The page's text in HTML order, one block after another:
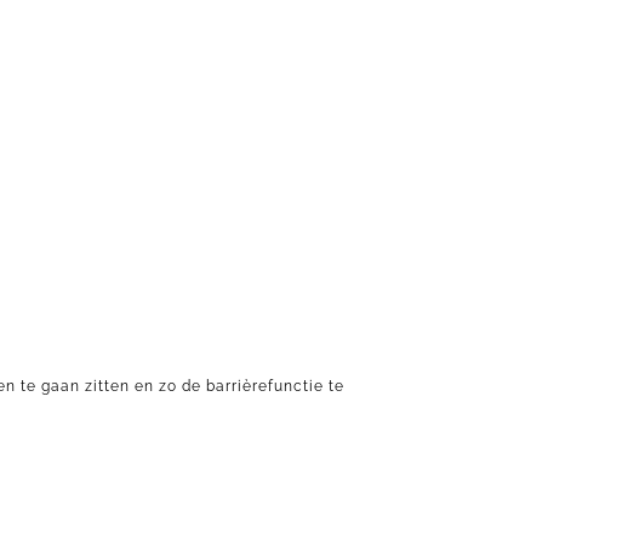
te gaan zitten en zo de barrièrefunctie te